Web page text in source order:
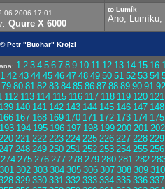
17:01
Quure X 6000
to Lumík
Ano,
Petr "Buchar" Krojzl
1 2 3 4 5 6 7 8 9 10 11 12 13 14 15 16
42 43 44 45 46 47 48 49 50 51 52 53 54
79 80 81 82 83 84 85 86 87 88 89 90 91 92
112 113 114 115 116 117 118 119 120 121
139 140 141 142 143 144 145 146 147 148
166 167 168 169 170 171 172 173 174 175
193 194 195 196 197 198 199 200 201 202
221 222 223 224 225 226 227 228 229
248 249 250 251 252 253 254 255 256
274 275 276 277 278 279 280 281 282
301 302 303 304 305 306 307 308 309 310
329 330 331 332 333 334 335 336 337